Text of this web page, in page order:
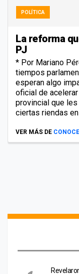
POLÍTICA
La reforma
PJ
* Por Mariano
tiempos
esperan algo
oficial de
provincial que
ciertas riendas
VER MÁS DE